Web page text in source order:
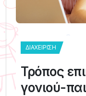
ΔΙΑΧΕΊΡΙΣΗ
Τρόπος
γονιού-